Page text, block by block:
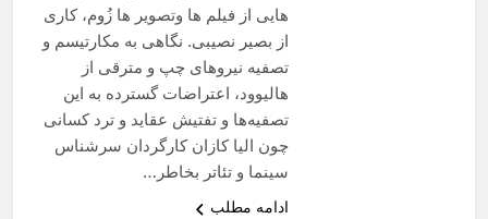
هایی از فیلم ها وتصویر ها زُوم، کاری
از بصیر نصیبی. نگاهی‌ به مکارتیسم و
تصفیه نیروهای چپ و مترقی از
هالیوود، اعتراضات گسترده به این
تصفیه‌ها و تفتیش عقاید و ترد کسانی
چون الیا کازان کارگردان سرشناس
سینما و تئاتر بخاطر…
ادامه مطلب